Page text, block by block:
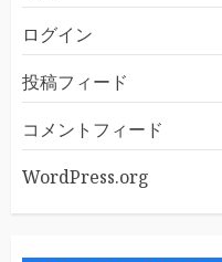
ログイン
投稿フィード
コメントフィード
WordPress.org